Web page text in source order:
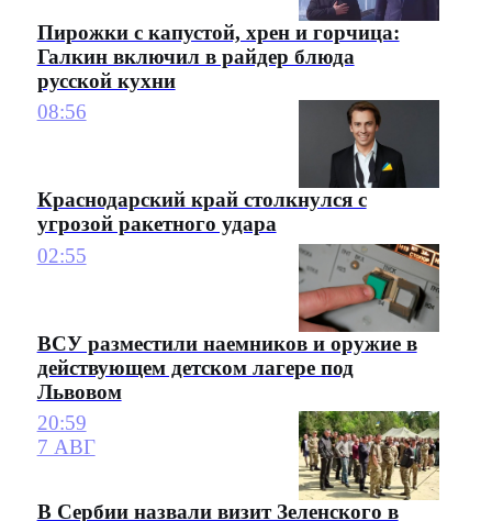
Пирожки с капустой, хрен и горчица:
Галкин включил в райдер блюда
русской кухни
08:56
Краснодарский край столкнулся с
угрозой ракетного удара
02:55
ВСУ разместили наемников и оружие в
действующем детском лагере под
Львовом
20:59
7 АВГ
В Сербии назвали визит Зеленского в